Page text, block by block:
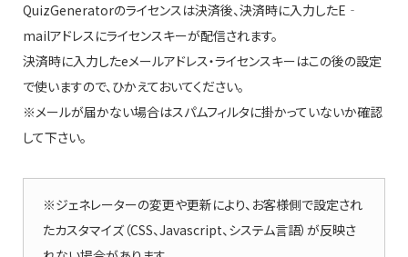
QuizGeneratorのライセンスは決済後、決済時に入力したE‐
mailアドレスにライセンスキーが配信されます。
決済時に入力したeメールアドレス・ライセンスキーはこの後の設定
で使いますので、ひかえておいてください。
※メールが届かない場合はスパムフィルタに掛かっていないか確認
して下さい。
※ジェネレーターの変更や更新により、お客様側で設定され
たカスタマイズ（CSS、Javascript、システム言語）が反映さ